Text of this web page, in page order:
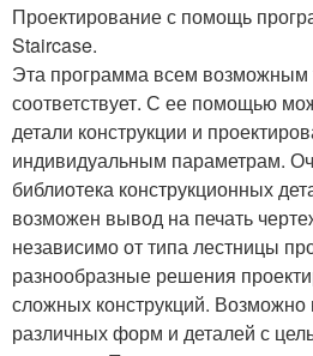
Проектирование с помощь
Staircase.
Эта программа всем возможным
соответствует. С ее помощью
детали конструкции и
индивидуальным параметрам.
библиотека конструкционных
возможен вывод на печать
независимо от типа лестницы
разнообразные решения
сложных конструкций.
различных форм и деталей с